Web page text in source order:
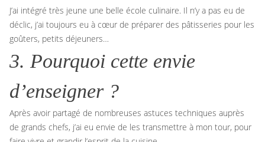
J’ai intégré très jeune une belle école culinaire. Il n’y a pas eu de
déclic, j’ai toujours eu à cœur de préparer des pâtisseries pour les
goûters, petits déjeuners…
3. Pourquoi cette envie
d’enseigner ?
Après avoir partagé de nombreuses astuces techniques auprès
de grands chefs, j’ai eu envie de les transmettre à mon tour, pour